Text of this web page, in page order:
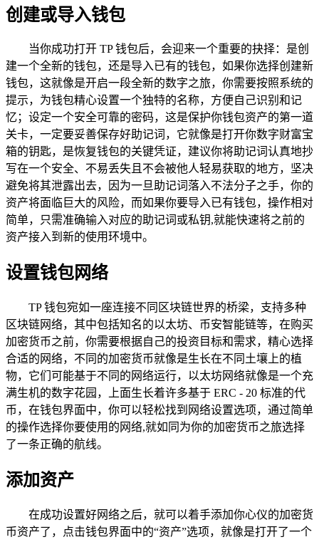
创建或导入钱包
当你成功打开 TP 钱包后，会迎来一个重要的抉择：是创
建一个全新的钱包，还是导入已有的钱包，如果你选择创建新
钱包，这就像是开启一段全新的数字之旅，你需要按照系统的
提示，为钱包精心设置一个独特的名称，方便自己识别和记
忆；设定一个安全可靠的密码，这是保护你钱包资产的第一道
关卡，一定要妥善保存好助记词，它就像是打开你数字财富宝
箱的钥匙，是恢复钱包的关键凭证，建议你将助记词认真地抄
写在一个安全、不易丢失且不会被他人轻易获取的地方，坚决
避免将其泄露出去，因为一旦助记词落入不法分子之手，你的
资产将面临巨大的风险，而如果你要导入已有钱包，操作相对
简单，只需准确输入对应的助记词或私钥,就能快速将之前的
资产接入到新的使用环境中。
设置钱包网络
TP 钱包宛如一座连接不同区块链世界的桥梁，支持多种
区块链网络，其中包括知名的以太坊、币安智能链等，在购买
加密货币之前，你需要根据自己的投资目标和需求，精心选择
合适的网络，不同的加密货币就像是生长在不同土壤上的植
物，它们可能基于不同的网络运行，以太坊网络就像是一个充
满生机的数字花园，上面生长着许多基于 ERC - 20 标准的代
币，在钱包界面中，你可以轻松找到网络设置选项，通过简单
的操作选择你要使用的网络,就如同为你的加密货币之旅选择
了一条正确的航线。
添加资产
在成功设置好网络之后，就可以着手添加你心仪的加密货
币资产了，点击钱包界面中的“资产”选项，就像是打开了一个